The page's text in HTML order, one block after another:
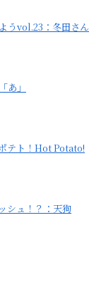
うvol.23：冬田さん
あ」
テト！Hot Potato!
シュ！？：天狗